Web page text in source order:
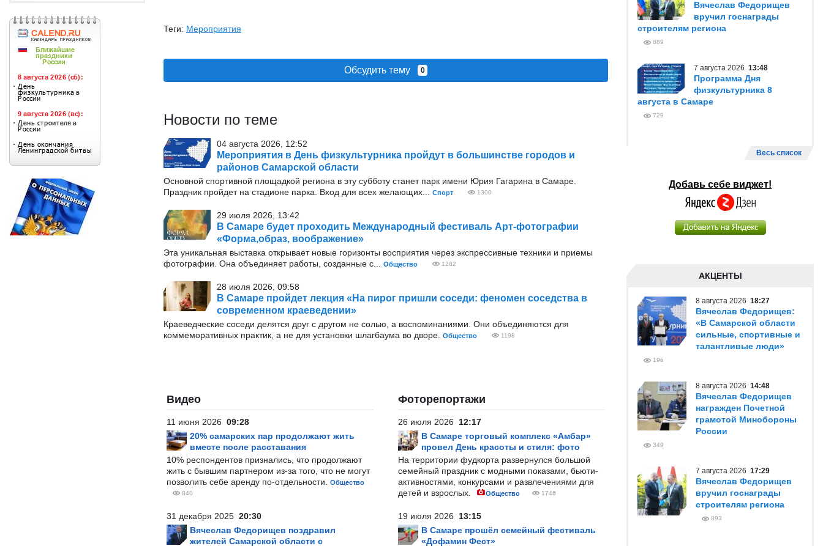
Теги: Мероприятия
Обсудить тему 0
Новости по теме
04 августа 2026, 12:52
Мероприятия в День физкультурника пройдут в большинстве городов и
районов Самарской области
Основной спортивной площадкой региона в эту субботу станет парк имени Юрия Гагарина в Самаре.
Праздник пройдет на стадионе парка. Вход для всех желающих...
Спорт 1300
29 июля 2026, 13:42
В Самаре будет проходить Международный фестиваль Арт-фотографии
«Форма,образ, воображение»
Эта уникальная выставка открывает новые горизонты восприятия через экспрессивные техники и приемы
фотографии. Она объединяет работы, созданные с...
Общество 1282
28 июля 2026, 09:58
В Самаре пройдет лекция «На пирог пришли соседи: феномен соседства в
современном краеведении»
Краеведческие соседи делятся друг с другом не солью, а воспоминаниями. Они объединяются для
коммеморативных практик, а не для установки шлагбаума во дворе.
Общество 1198
Видео
11 июня 2026 09:28
20% самарских пар продолжают жить
вместе после расставания
10% респондентов признались, что продолжают
жить с бывшим партнером из-за того, что не могут
позволить себе аренду по-отдельности.
Общество
840
31 декабря 2025 20:30
Вячеслав Федорищев поздравил
жителей Самарской области с
Фоторепортажи
26 июля 2026 12:17
В Самаре торговый комплекс «Амбар»
провел День красоты и стиля: фото
На территории фудкорта развернулся большой
семейный праздник с модными показами, бьюти-
активностями, конкурсами и развлечениями для
детей и взрослых.
Общество 1746
19 июля 2026 13:15
В Самаре прошёл семейный фестиваль
«Дофамин Фест»
Вячеслав Федорищев
вручил госнаграды
строителям региона
889
7 августа 2026 13:48
Программа Дня
физкультурника 8
августа в Самаре
729
Весь список
Добавь себе виджет!
АКЦЕНТЫ
8 августа 2026 18:27
Вячеслав Федорищев:
«В Самарской области
сильные, спортивные и
талантливые люди»
196
8 августа 2026 14:48
Вячеслав Федорищев
награжден Почетной
грамотой Минобороны
России
349
7 августа 2026 17:29
Вячеслав Федорищев
вручил госнаграды
строителям региона
893